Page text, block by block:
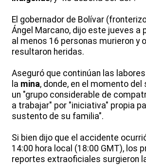
El gobernador de Bolívar
Ángel Marcano, dijo este jueves a
al menos 16 personas murieron y
resultaron heridas.
Aseguró que continúan las
la mina, donde, en el momento del
un "grupo considerable de
a trabajar" por "iniciativa" propia
sustento de su familia".
Si bien dijo que el accidente
14:00 hora local (18:00 GMT), los
reportes extraoficiales surgieron